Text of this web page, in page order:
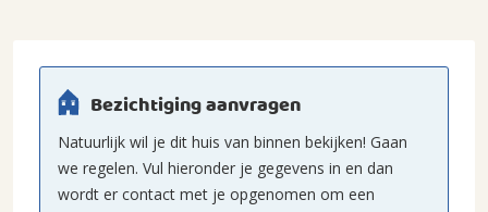
Bezichtiging aanvragen
Natuurlijk wil je dit huis van binnen bekijken! Gaan
we regelen. Vul hieronder je gegevens in en dan
wordt er contact met je opgenomen om een